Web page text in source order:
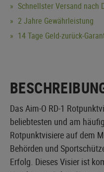
Schnellster Versand nach
2 Jahre Gewährleistung
14 Tage Geld-zurück-
Das Aim-O RD-1
beliebtesten und am
Rotpunktvisiere auf dem
Behörden und
Erfolg. Dieses Visier ist